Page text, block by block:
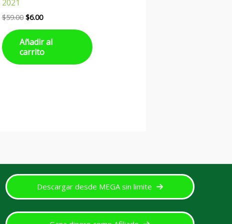
2021
$59.00 $6.00
Añadir al
carrito
Descargar desde MEGA sin limite